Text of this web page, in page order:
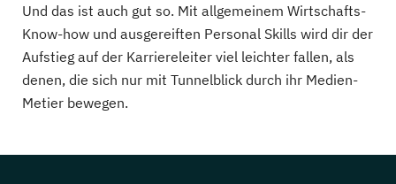
Und das ist auch gut so. Mit allgemeinem Wirtschafts-
Know-how und ausgereiften Personal Skills wird dir der
Aufstieg auf der Karriereleiter viel leichter fallen, als
denen, die sich nur mit Tunnelblick durch ihr Medien-
Metier bewegen.